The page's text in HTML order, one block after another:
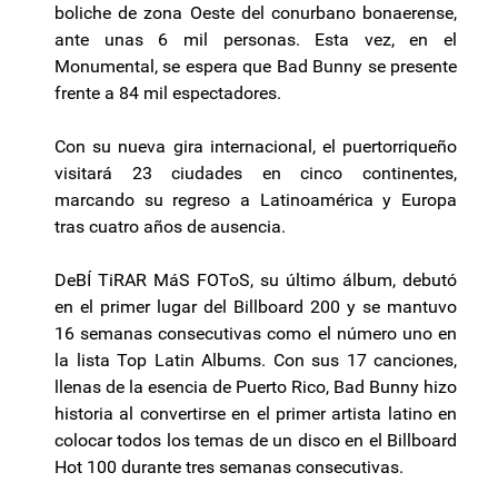
boliche de zona Oeste del conurbano bonaerense,
ante unas 6 mil personas. Esta vez, en el
Monumental, se espera que Bad Bunny se presente
frente a 84 mil espectadores.
Con su nueva gira internacional, el puertorriqueño
visitará 23 ciudades en cinco continentes,
marcando su regreso a Latinoamérica y Europa
tras cuatro años de ausencia.
DeBÍ TiRAR MáS FOToS, su último álbum, debutó
en el primer lugar del Billboard 200 y se mantuvo
16 semanas consecutivas como el número uno en
la lista Top Latin Albums. Con sus 17 canciones,
llenas de la esencia de Puerto Rico, Bad Bunny hizo
historia al convertirse en el primer artista latino en
colocar todos los temas de un disco en el Billboard
Hot 100 durante tres semanas consecutivas.